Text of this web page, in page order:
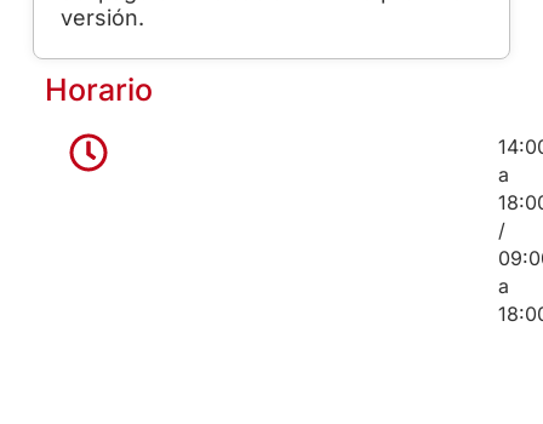
versión.
Horario
a
/
a